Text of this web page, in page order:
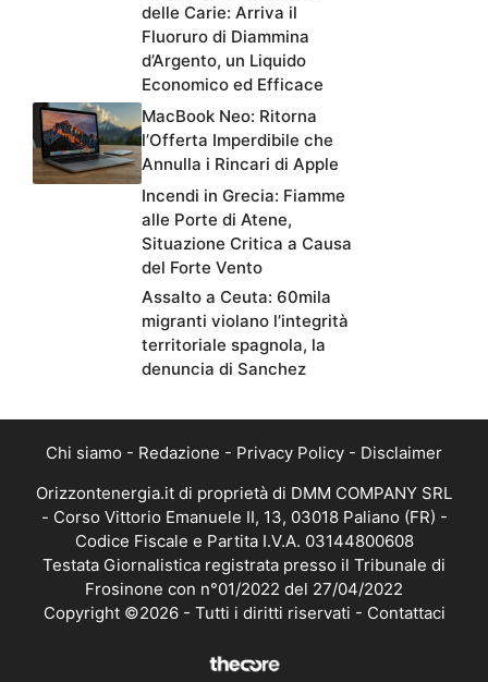
delle Carie: Arriva il
Fluoruro di Diammina
d’Argento, un Liquido
Economico ed Efficace
MacBook Neo: Ritorna
l’Offerta Imperdibile che
Annulla i Rincari di Apple
Incendi in Grecia: Fiamme
alle Porte di Atene,
Situazione Critica a Causa
del Forte Vento
Assalto a Ceuta: 60mila
migranti violano l’integrità
territoriale spagnola, la
denuncia di Sanchez
Chi siamo - Redazione - Privacy Policy - Disclaimer
Orizzontenergia.it di proprietà di DMM COMPANY SRL
- Corso Vittorio Emanuele II, 13, 03018 Paliano (FR) -
Codice Fiscale e Partita I.V.A. 03144800608
Testata Giornalistica registrata presso il Tribunale di
Frosinone con n°01/2022 del 27/04/2022
Copyright ©2026 - Tutti i diritti riservati - Contattaci